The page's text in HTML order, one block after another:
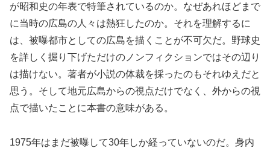
が昭和史の年表で特筆されているのか。なぜあれほどまで
に当時の広島の人々は熱狂したのか。それを理解するに
は、被曝都市としての広島を描くことが不可欠だ。野球史
を詳しく掘り下げただけのノンフィクションではその辺り
は描けない。著者が小説の体裁を採ったのもそれゆえだと
思う。そして地元広島からの視点だけでなく、外からの視
点で描いたことに本書の意味がある。
1975年はまだ被曝して30年しか経っていないのだ。身内